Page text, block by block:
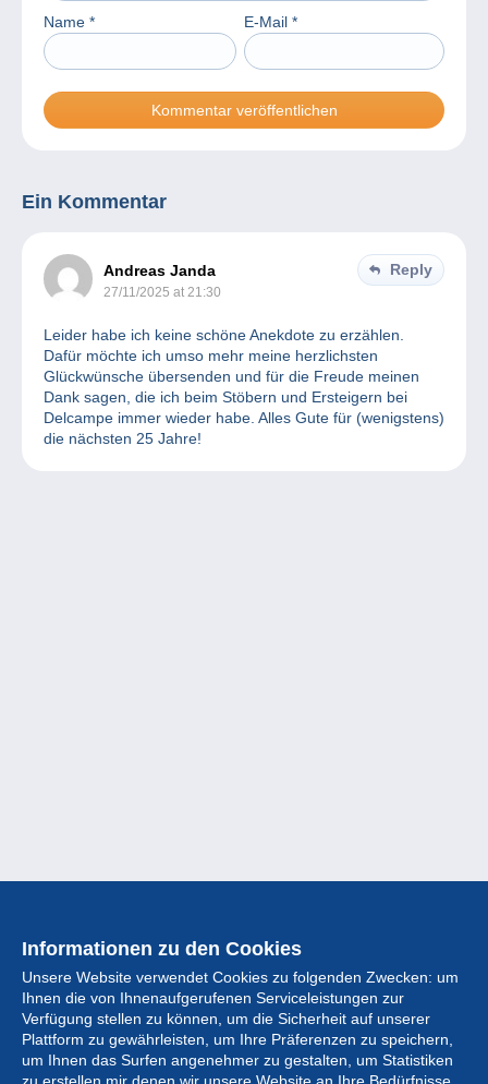
Name * E-Mail *
Ein Kommentar
Andreas Janda
27/11/2025 at 21:30
Reply
Leider habe ich keine schöne Anekdote zu erzählen.
Dafür möchte ich umso mehr meine herzlichsten
Glückwünsche übersenden und für die Freude meinen
Dank sagen, die ich beim Stöbern und Ersteigern bei
Delcampe immer wieder habe. Alles Gute für (wenigstens)
die nächsten 25 Jahre!
Informationen zu den Cookies
Unsere Website verwendet Cookies zu folgenden Zwecken: um
Ihnen die von Ihnenaufgerufenen Serviceleistungen zur
Verfügung stellen zu können, um die Sicherheit auf unserer
Plattform zu gewährleisten, um Ihre Präferenzen zu speichern,
um Ihnen das Surfen angenehmer zu gestalten, um Statistiken